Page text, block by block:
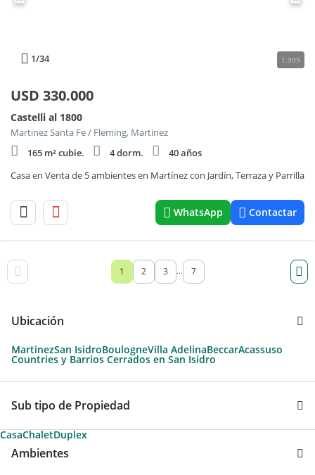
1/34 1.999
USD 330.000
Castelli al 1800
Martinez Santa Fe / Fleming, Martinez
165 m² cubie.
4 dorm.
40 años
Casa en Venta de 5 ambientes en Martínez con Jardín, Terraza y Parrilla
WhatsApp Contactar
1 2 3 ... 7
Ubicación
MartinezSan IsidroBoulogneVilla AdelinaBeccarAcassuso
Countries y Barrios Cerrados en San Isidro
Sub tipo de Propiedad
CasaChaletDuplex
Ambientes